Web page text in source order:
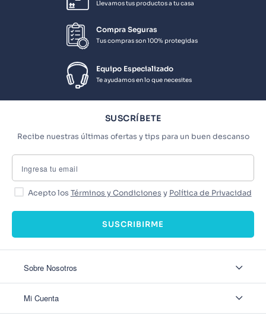
Llevamos tus productos a tu casa
Compra Seguras
Tus compras son 100% protegidas
Equipo Especializado
Te ayudamos en lo que necesites
SUSCRÍBETE
Recibe nuestras últimas ofertas y tips para un buen descanso
Acepto los Términos y Condiciones y Política de Privacidad
SUSCRIBIRME
Sobre Nosotros
Nuestas tiendas
Mi Cuenta